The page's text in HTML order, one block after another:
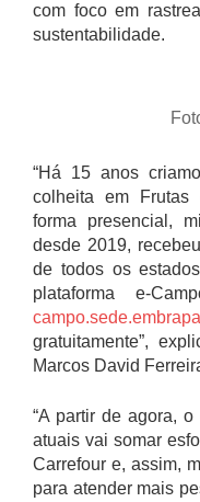
com foco em
sustentabilidade.
“Há 15 anos
colheita em Frutas
forma presencial,
desde 2019,
de todos os
plataforma e-
gratuitamente”,
Marcos David
“A partir de agora,
atuais vai somar
Carrefour e, assim,
para atender mais